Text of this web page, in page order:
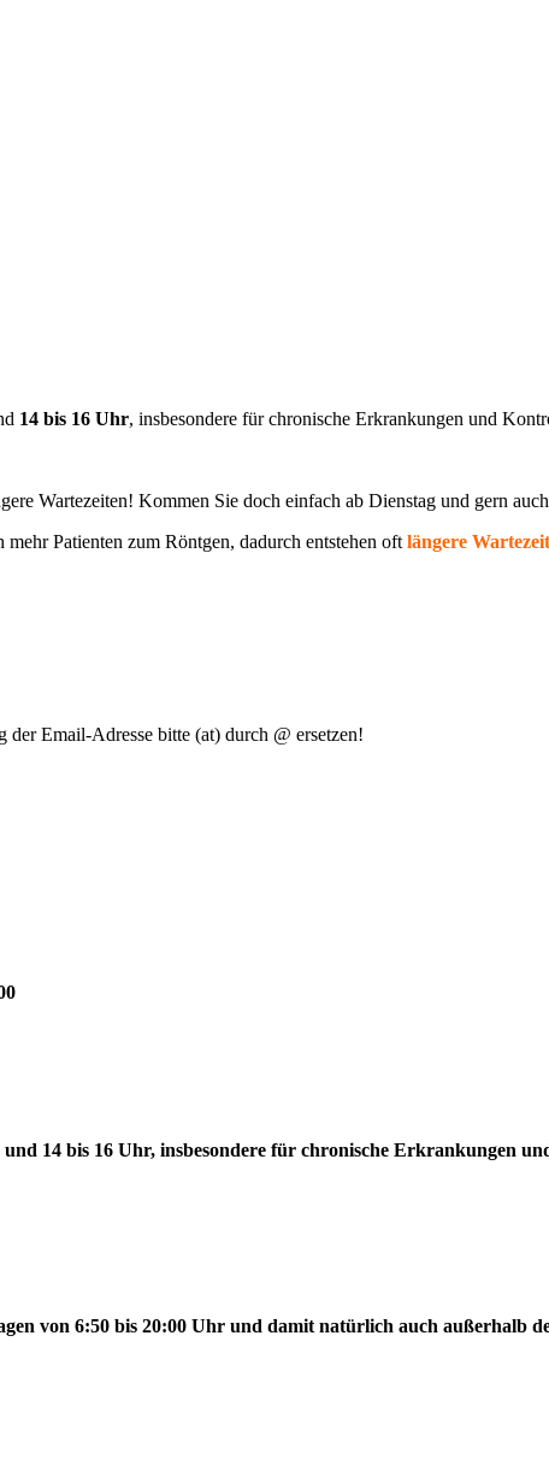
14 bis 16 Uhr, insbesondere für chronische Erkrankungen und
Wartezeiten! Kommen Sie doch einfach ab Dienstag und gern
mehr Patienten zum Röntgen, dadurch entstehen oftlängere
Email-Adresse bitte (at) durch @ ersetzen!
und 14 bis 16 Uhr, insbesondere für chronische Erkrankungen
von 6:50 bis 20:00 Uhr und damit natürlich auch außerhalb